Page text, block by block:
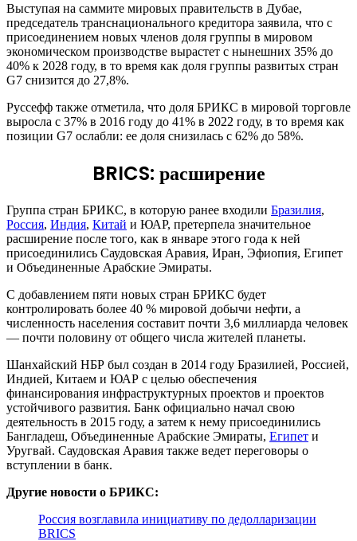
Выступая на саммите мировых правительств в Дубае,
председатель транснационального кредитора заявила, что с
присоединением новых членов доля группы в мировом
экономическом производстве вырастет с нынешних 35% до
40% к 2028 году, в то время как доля группы развитых стран
G7 снизится до 27,8%.
Руссефф также отметила, что доля БРИКС в мировой торговле
выросла с 37% в 2016 году до 41% в 2022 году, в то время как
позиции G7 ослабли: ее доля снизилась с 62% до 58%.
BRICS: расширение
Группа стран БРИКС, в которую ранее входили Бразилия,
Россия, Индия, Китай и ЮАР, претерпела значительное
расширение после того, как в январе этого года к ней
присоединились Саудовская Аравия, Иран, Эфиопия, Египет
и Объединенные Арабские Эмираты.
С добавлением пяти новых стран БРИКС будет
контролировать более 40 % мировой добычи нефти, а
численность населения составит почти 3,6 миллиарда человек
— почти половину от общего числа жителей планеты.
Шанхайский НБР был создан в 2014 году Бразилией, Россией,
Индией, Китаем и ЮАР с целью обеспечения
финансирования инфраструктурных проектов и проектов
устойчивого развития. Банк официально начал свою
деятельность в 2015 году, а затем к нему присоединились
Бангладеш, Объединенные Арабские Эмираты, Египет и
Уругвай. Саудовская Аравия также ведет переговоры о
вступлении в банк.
Другие новости о БРИКС:
Россия возглавила инициативу по дедолларизации
BRICS